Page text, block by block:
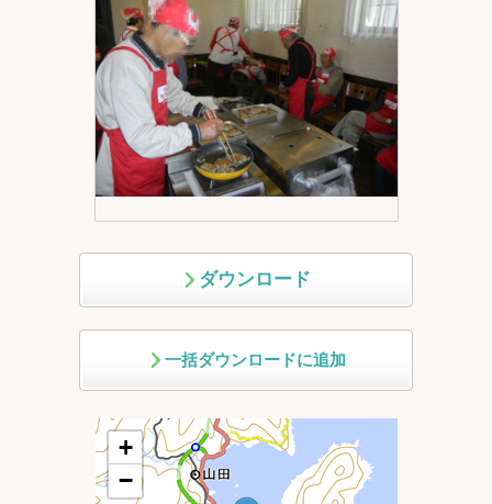
ダウンロード
一括ダウンロードに追加
+
−